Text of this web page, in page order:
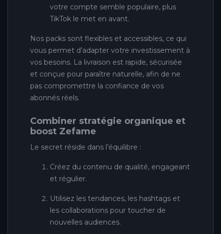
votre compte semble populaire, plus
TikTok le met en avant.
Nos packs sont flexibles et accessibles, ce qui
vous permet d’adapter votre investissement à
vos besoins. La livraison est rapide, sécurisée
et conçue pour paraître naturelle, afin de ne
pas compromettre la confiance de vos
abonnés réels.
Combiner stratégie organique et
boost Zefame
Le secret réside dans l’équilibre :
Créez du contenu de qualité, engageant
et régulier.
Utilisez les tendances, les hashtags et
les collaborations pour toucher de
nouvelles audiences.